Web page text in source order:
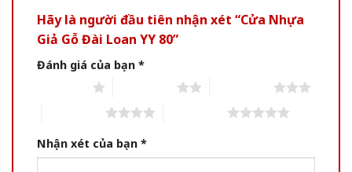
Hãy là người đầu tiên nhận xét “Cửa Nhựa
Giả Gỗ Đài Loan YY 80”
Đánh giá của bạn *
Nhận xét của bạn *